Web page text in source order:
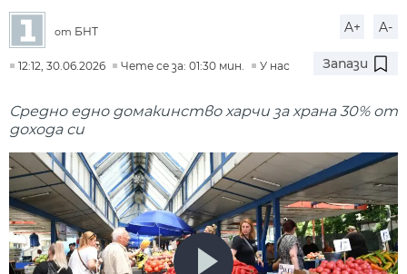
от БНТ A+ A-
12:12, 30.06.2026 Чете се за: 01:30 мин. У нас Запази
Средно едно домакинство харчи за храна 30% от
дохода си